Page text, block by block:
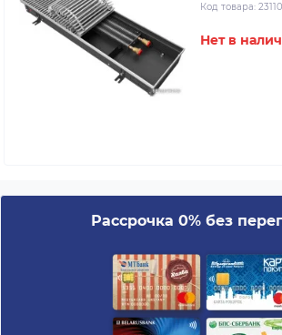
Код товара:
Нет в
Рассрочка 0% без